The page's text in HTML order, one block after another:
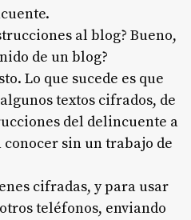
al blog? Bueno,
de un blog?
Lo que sucede es que
textos cifrados, de
del delincuente a
conocer sin un trabajo de
cifradas, y para usar
teléfonos, enviando